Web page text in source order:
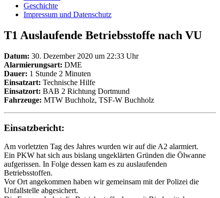
Geschichte
Impressum und Datenschutz
T1 Auslaufende Betriebsstoffe nach VU
Datum: 30. Dezember 2020 um 22:33 Uhr
Alarmierungsart: DME
Dauer: 1 Stunde 2 Minuten
Einsatzart: Technische Hilfe
Einsatzort: BAB 2 Richtung Dortmund
Fahrzeuge: MTW Buchholz, TSF-W Buchholz
Einsatzbericht:
Am vorletzten Tag des Jahres wurden wir auf die A2 alarmiert.
Ein PKW hat sich aus bislang ungeklärten Gründen die Ölwanne
aufgerissen. In Folge dessen kam es zu auslaufenden
Betriebsstoffen.
Vor Ort angekommen haben wir gemeinsam mit der Polizei die
Unfallstelle abgesichert.